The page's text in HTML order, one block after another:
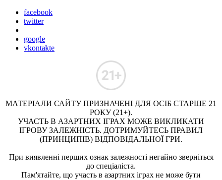
facebook
twitter
google
vkontakte
МАТЕРІАЛИ САЙТУ ПРИЗНАЧЕНІ ДЛЯ ОСІБ СТАРШЕ 21
РОКУ (21+).
УЧАСТЬ В АЗАРТНИХ ІГРАХ МОЖЕ ВИКЛИКАТИ
ІГРОВУ ЗАЛЕЖНІСТЬ. ДОТРИМУЙТЕСЬ ПРАВИЛ
(ПРИНЦИПІВ) ВІДПОВІДАЛЬНОЇ ГРИ.
При виявленні перших ознак залежності негайно зверніться
до спеціаліста.
Пам'ятайте, що участь в азартних іграх не може бути